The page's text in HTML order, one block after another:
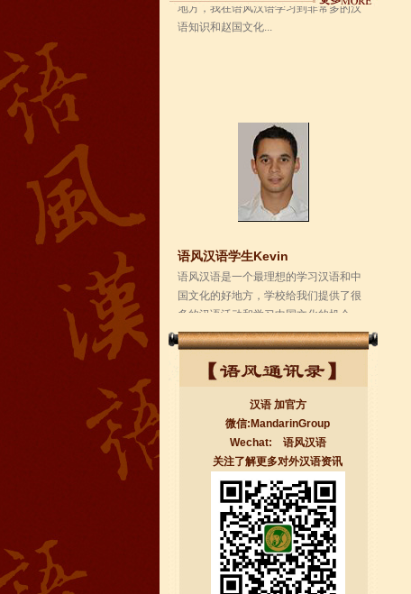
语风汉语学生Kevin
语风汉语是一个最理想的学习汉语和中
国文化的好地方，学校给我们提供了很
多的汉语活动和学习中国文化的机会，
无锡语风汉语学校Jessie
我学习汉语已经八年了,我能听明白别人
说汉语,但是我自己说汉语却觉得说不出
口。我现在在语风汉语无锡校学习，每
天我都学习中国文化...
汉语 加官方
微信:MandarinGroup
Wechat: 语风汉语
关注了解更多对外汉语资讯